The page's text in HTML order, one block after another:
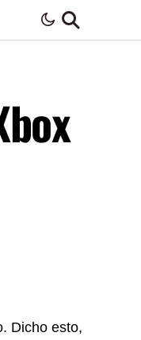
Dicho esto,